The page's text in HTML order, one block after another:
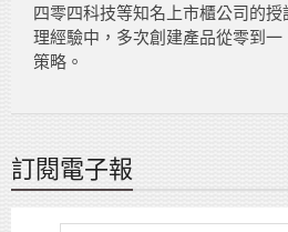
四零四科技等知名上市櫃公司的
理經驗中，多次創建產品從零到
策略。
訂閱電子報